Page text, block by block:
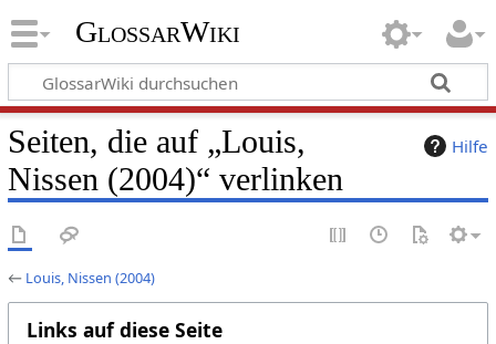
GlossarWiki
Hilfe
Seiten, die auf „Louis,
Nissen (2004)“ verlinken
← Louis, Nissen (2004)
Links auf diese Seite